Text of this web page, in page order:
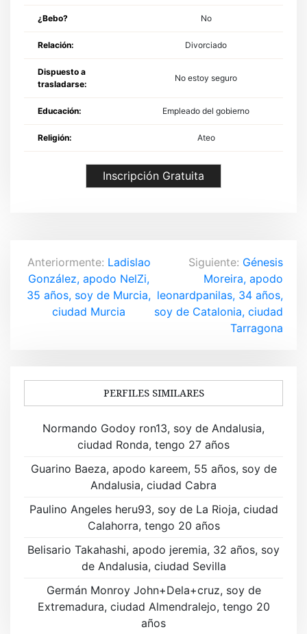
¿Bebo? No
Relación: Divorciado
Dispuesto a
trasladarse:
No estoy seguro
Educación: Empleado del gobierno
Religión: Ateo
Inscripción Gratuita
N
a
ó
n
e
Anteriormente: Ladislao
González, apodo NelZi,
35 años, soy de Murcia,
ciudad Murcia
Siguiente: Génesis
Moreira, apodo
leonardpanilas, 34 años,
soy de Catalonia, ciudad
Tarragona
PERFILES SIMILARES
Normando Godoy ron13, soy de Andalusia,
ciudad Ronda, tengo 27 años
Guarino Baeza, apodo kareem, 55 años, soy de
Andalusia, ciudad Cabra
Paulino Angeles heru93, soy de La Rioja, ciudad
Calahorra, tengo 20 años
Belisario Takahashi, apodo jeremia, 32 años, soy
de Andalusia, ciudad Sevilla
Germán Monroy John+Dela+cruz, soy de
Extremadura, ciudad Almendralejo, tengo 20
años